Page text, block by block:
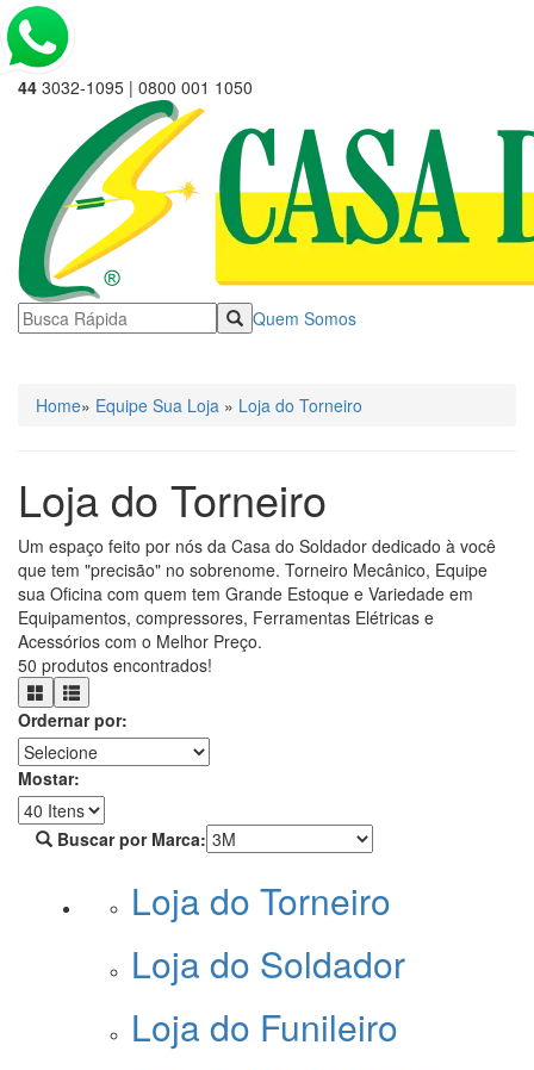
44 3032-1095 | 0800 001 1050
Quem Somos
Home» Equipe Sua Loja » Loja do Torneiro
Loja do Torneiro
Um espaço feito por nós da Casa do Soldador dedicado à você
que tem "precisão" no sobrenome. Torneiro Mecânico, Equipe
sua Oficina com quem tem Grande Estoque e Variedade em
Equipamentos, compressores, Ferramentas Elétricas e
Acessórios com o Melhor Preço.
50 produtos encontrados!
Ordernar por:
Mostar:
Buscar por Marca:
Loja do Torneiro
Loja do Soldador
Loja do Funileiro